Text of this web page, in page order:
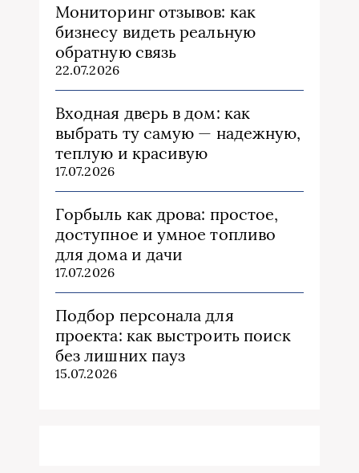
Мониторинг отзывов: как
бизнесу видеть реальную
обратную связь
22.07.2026
Входная дверь в дом: как
выбрать ту самую — надежную,
теплую и красивую
17.07.2026
Горбыль как дрова: простое,
доступное и умное топливо
для дома и дачи
17.07.2026
Подбор персонала для
проекта: как выстроить поиск
без лишних пауз
15.07.2026